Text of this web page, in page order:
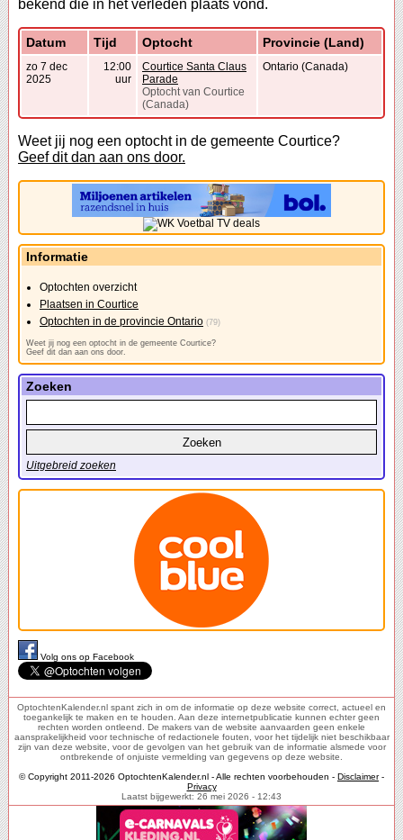
bekend die in het verleden plaats vond.
Datum Tijd Optocht Provincie (Land)
zo 7 dec
2025
12:00
uur
Courtice Santa Claus
Parade
Optocht van Courtice
(Canada)
Ontario (Canada)
Weet jij nog een optocht in de gemeente Courtice?
Geef dit dan aan ons door.
Informatie
Optochten overzicht
Plaatsen in Courtice
Optochten in de provincie Ontario (79)
Weet jij nog een optocht in de gemeente Courtice?
Geef dit dan aan ons door.
Zoeken
Uitgebreid zoeken
Volg ons op Facebook
OptochtenKalender.nl spant zich in om de informatie op deze website correct, actueel en
toegankelijk te maken en te houden. Aan deze internetpublicatie kunnen echter geen
rechten worden ontleend. De makers van de website aanvaarden geen enkele
aansprakelijkheid voor technische of redactionele fouten, voor het tijdelijk niet beschikbaar
zijn van deze website, voor de gevolgen van het gebruik van de informatie alsmede voor
ontbrekende of onjuiste vermelding van gegevens op deze website.
© Copyright 2011-2026 OptochtenKalender.nl - Alle rechten voorbehouden - Disclaimer-
Privacy
Laatst bijgewerkt: 26 mei 2026 - 12:43